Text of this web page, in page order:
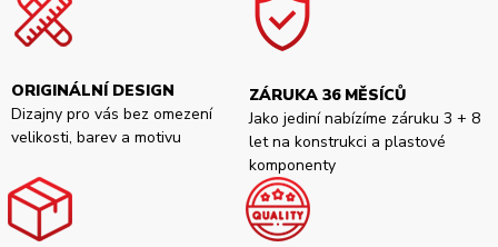
ORIGINÁLNÍ DESIGN
Dizajny pro vás bez omezení
velikosti, barev a motivu
ZÁRUKA 36 MĚSÍCŮ
Jako jediní nabízíme záruku 3 + 8
let na konstrukci a plastové
komponenty